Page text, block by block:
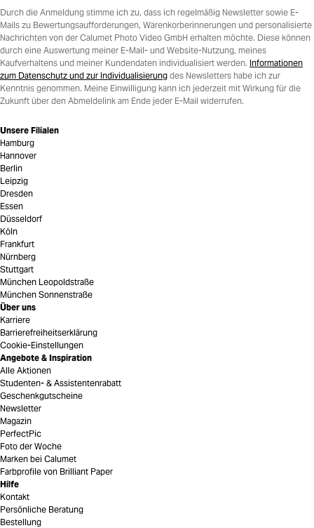
Durch die Anmeldung stimme ich zu, dass ich regelmäßig Newsletter sowie E-
Mails zu Bewertungsaufforderungen, Warenkorberinnerungen und personalisierte
Nachrichten von der Calumet Photo Video GmbH erhalten möchte. Diese können
durch eine Auswertung meiner E-Mail- und Website-Nutzung, meines
Kaufverhaltens und meiner Kundendaten individualisiert werden. Informationen
zum Datenschutz und zur Individualisierung des Newsletters habe ich zur
Kenntnis genommen. Meine Einwilligung kann ich jederzeit mit Wirkung für die
Zukunft über den Abmeldelink am Ende jeder E-Mail widerrufen.
Unsere Filialen
Hamburg
Hannover
Berlin
Leipzig
Dresden
Essen
Düsseldorf
Köln
Frankfurt
Nürnberg
Stuttgart
München Leopoldstraße
München Sonnenstraße
Über uns
Karriere
Barrierefreiheitserklärung
Cookie-Einstellungen
Angebote & Inspiration
Alle Aktionen
Studenten- & Assistentenrabatt
Geschenkgutscheine
Newsletter
Magazin
PerfectPic
Foto der Woche
Marken bei Calumet
Farbprofile von Brilliant Paper
Hilfe
Kontakt
Persönliche Beratung
Bestellung